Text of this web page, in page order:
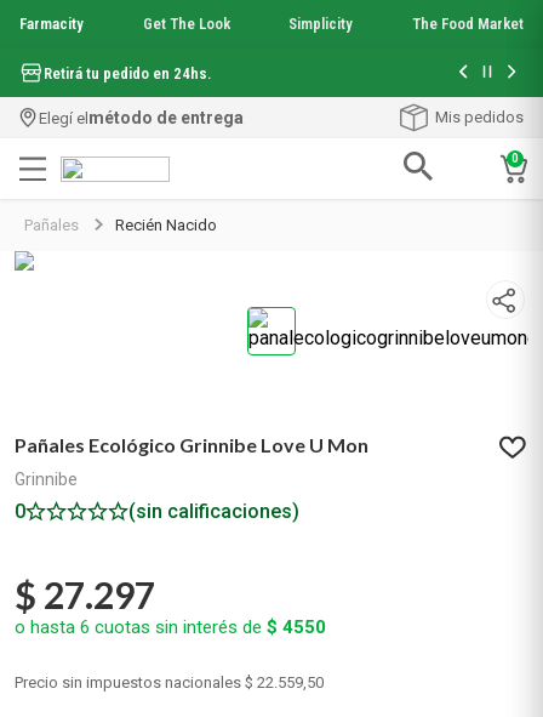
Farmacity Get The Look Simplicity The Food Market
Retirá tu pedido en 24hs. Hasta 6
Elegí elmétodo de entrega Mis pedidos
0
Pañales Recién Nacido
Pañales Ecológico Grinnibe Love U Mon
Grinnibe
0 (sin calificaciones)
$ 27.297
o hasta 6 cuotas sin interés de $ 4550
Precio sin impuestos nacionales $ 22.559,50
2.
8. get the look
9.nyx
10
serum elvive